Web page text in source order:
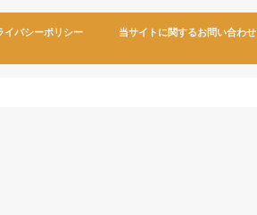
イバシーポリシー 当サイトに関するお問い合わせ